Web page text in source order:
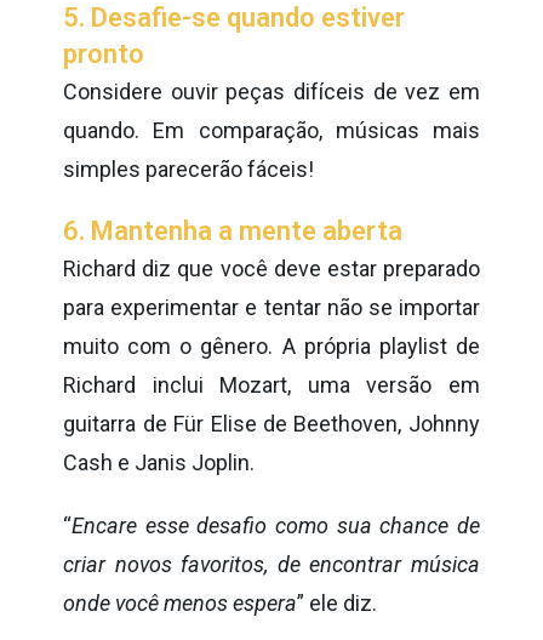
5. Desafie-se quando estiver
pronto
Considere ouvir peças difíceis de vez em
quando. Em comparação, músicas mais
simples parecerão fáceis!
6. Mantenha a mente aberta
Richard diz que você deve estar preparado
para experimentar e tentar não se importar
muito com o gênero. A própria playlist de
Richard inclui Mozart, uma versão em
guitarra de Für Elise de Beethoven, Johnny
Cash e Janis Joplin.
“Encare esse desafio como sua chance de
criar novos favoritos, de encontrar música
onde você menos espera” ele diz.